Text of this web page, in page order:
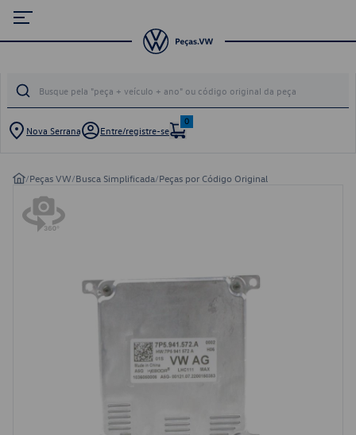
Nova Serrana Entre/registre-se
0
/Peças VW/Busca Simplificada/Peças por Código Original